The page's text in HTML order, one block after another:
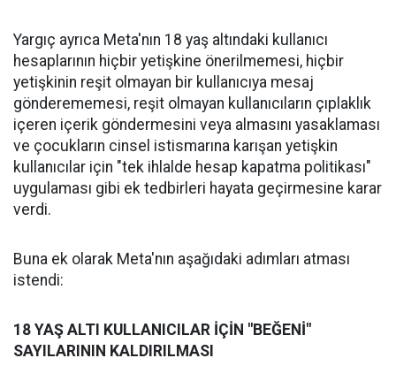
Yargıç ayrıca Meta'nın 18 yaş altındaki kullanıcı
hesaplarının hiçbir yetişkine önerilmemesi, hiçbir
yetişkinin reşit olmayan bir kullanıcıya mesaj
gönderememesi, reşit olmayan kullanıcıların çıplaklık
içeren içerik göndermesini veya almasını yasaklaması
ve çocukların cinsel istismarına karışan yetişkin
kullanıcılar için "tek ihlalde hesap kapatma politikası"
uygulaması gibi ek tedbirleri hayata geçirmesine karar
verdi.
Buna ek olarak Meta'nın aşağıdaki adımları atması
istendi:
18 YAŞ ALTI KULLANICILAR İÇİN "BEĞENİ"
SAYILARININ KALDIRILMASI